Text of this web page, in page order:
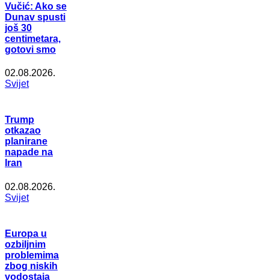
Vučić: Ako se
Dunav spusti
još 30
centimetara,
gotovi smo
02.08.2026.
Svijet
Trump
otkazao
planirane
napade na
Iran
02.08.2026.
Svijet
Europa u
ozbiljnim
problemima
zbog niskih
vodostaja